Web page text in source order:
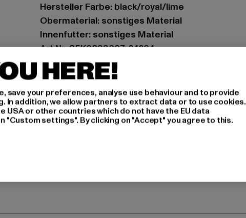
Hersteller Farbe: black/royal/lime
Obermaterial: sonstiges Material
Innenfutter: sonstiges Material
Art.Nr: 95K0233007-24264
GRÖSSE & PASSFORM
PFLEGEHINWEISE
LIEFERUNG & RÜCKGABE
HERE!
save your preferences, analyse use behaviour and to provide
addition, we allow partners to extract data or to use cookies.
or other countries which do not have the EU data
settings". By clicking on "Accept" you agree to this.